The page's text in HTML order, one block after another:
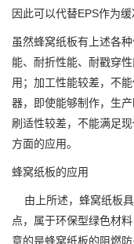
因此可以代替EPS作为缓
虽然蜂窝纸板有上述各
能、耐折性能、耐戳穿
用；加工性能较差，不
器，即使能够制作，生
刷适性较差，不能满足
方面的应用。
蜂窝纸板的应用
由上所述，蜂窝纸板
点，属于环保型绿色材
意的是蜂窝纸板的阻燃